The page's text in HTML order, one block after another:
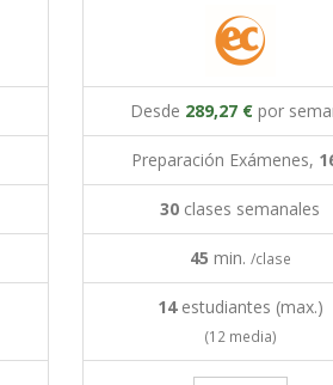
Desde 289,27 €por
Preparación Exámenes,
30 clases semanales
45 min. /clase
14estudiantes (max.)
(12 media)